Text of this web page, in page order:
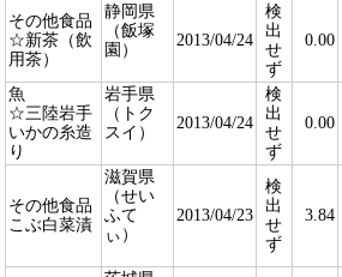
その他食品
☆新茶（飲
用茶）
静岡県
（飯塚
園）
2013/04/24
検
出
せ
ず
0.00
魚
☆三陸岩手
いかの糸造
り
岩手県
（トク
スイ）
2013/04/24
検
出
せ
ず
0.00
その他食品
こぶ白菜漬
滋賀県
（せい
ふて
ぃ）
2013/04/23
検
出
せ
ず
3.84